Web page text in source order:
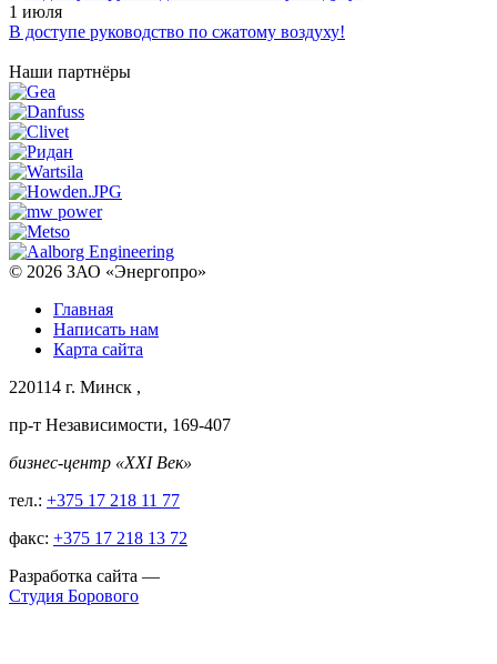
1 июля
В доступе руководство по сжатому воздуху!
Наши партнёры
© 2026 ЗАО «Энергопро»
Главная
Написать нам
Карта сайта
220114 г. Минск ,
пр-т Независимости, 169-407
бизнес-центр «XXI Век»
тел.: +375 17 218 11 77
факс: +375 17 218 13 72
Разработка сайта —
Студия Борового